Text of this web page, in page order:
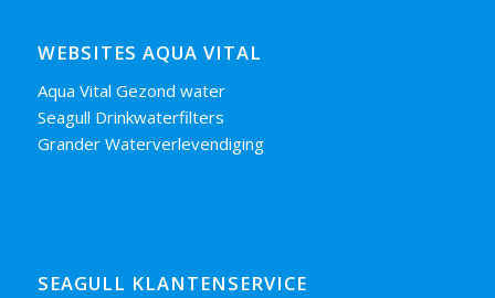
WEBSITES AQUA VITAL
Aqua Vital Gezond water
Seagull Drinkwaterfilters
Grander Waterverlevendiging
SEAGULL KLANTENSERVICE